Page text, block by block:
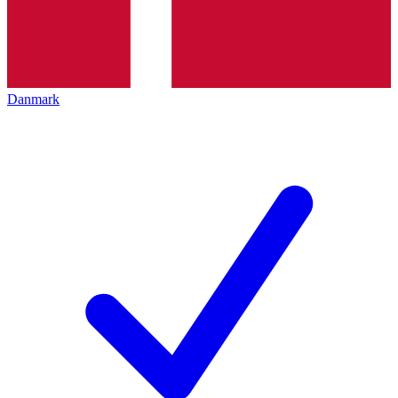
Danmark